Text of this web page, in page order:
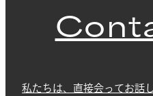
私たちは、直接会ってお話